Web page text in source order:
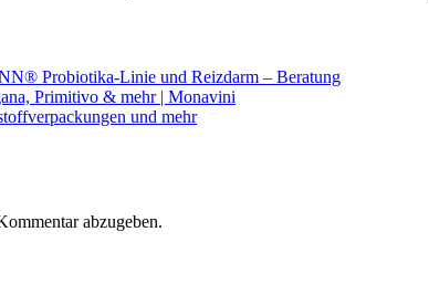
Probiotika-Linie und Reizdarm – Beratung
Primitivo & mehr | Monavini
und mehr
abzugeben.